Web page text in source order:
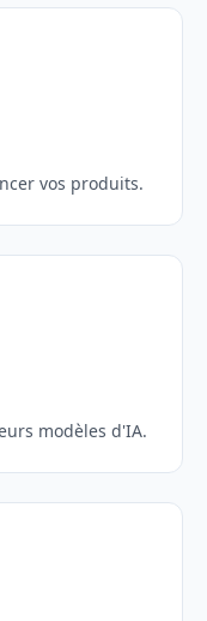
vos produits.
modèles d'IA.